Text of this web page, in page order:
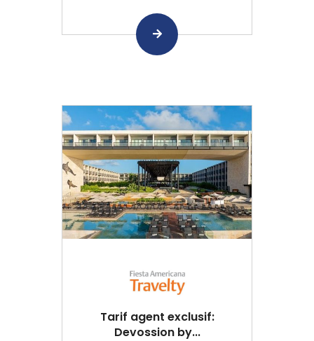
Tarif agent exclusif:
Devossion by...